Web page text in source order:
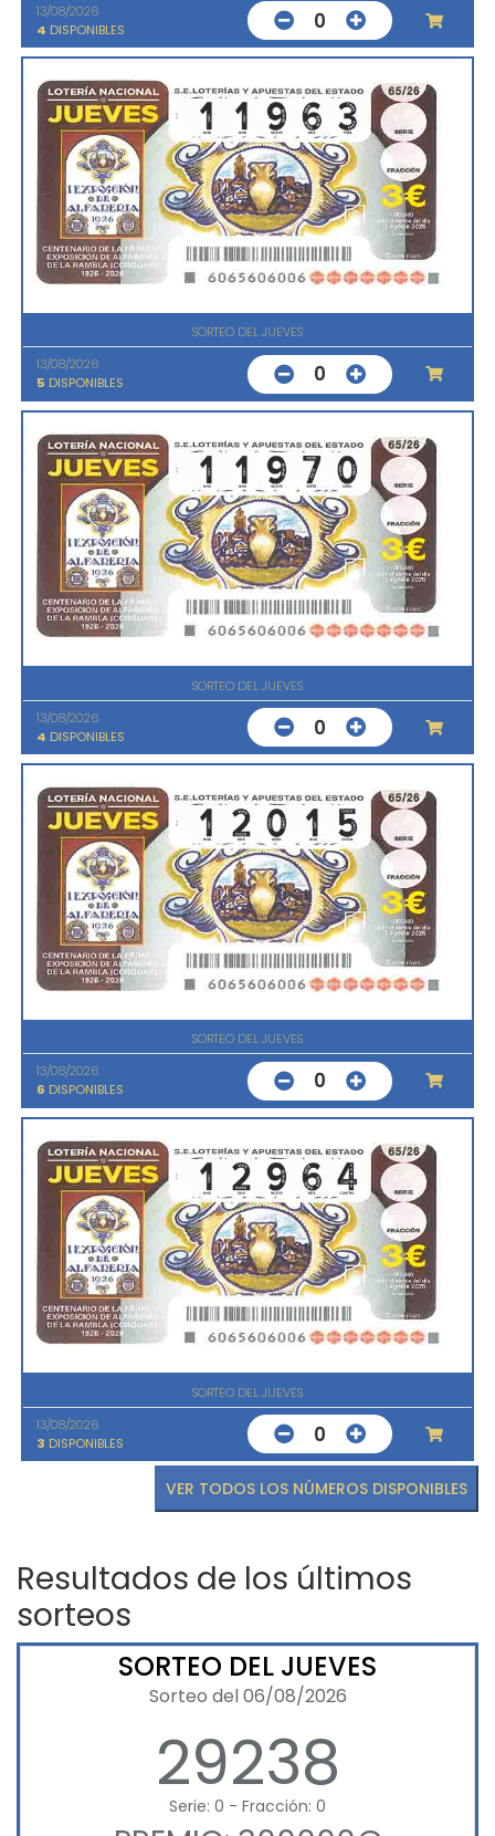
13/08/2026
4 DISPONIBLES 0
SORTEO DEL JUEVES
13/08/2026
5 DISPONIBLES 0
SORTEO DEL JUEVES
13/08/2026
4 DISPONIBLES 0
SORTEO DEL JUEVES
13/08/2026
6 DISPONIBLES 0
SORTEO DEL JUEVES
13/08/2026
3 DISPONIBLES 0
VER TODOS LOS NÚMEROS DISPONIBLES
Resultados de los últimos
sorteos
SORTEO DEL JUEVES
Sorteo del 06/08/2026
29238
Serie: 0 - Fracción: 0